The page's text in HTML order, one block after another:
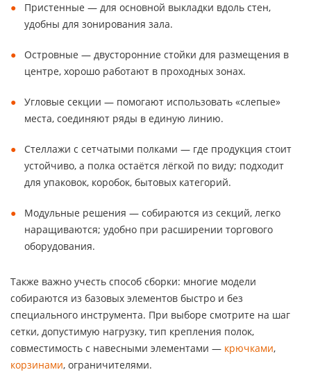
Пристенные — для основной выкладки вдоль стен,
удобны для зонирования зала.
Островные — двусторонние стойки для размещения в
центре, хорошо работают в проходных зонах.
Угловые секции — помогают использовать «слепые»
места, соединяют ряды в единую линию.
Стеллажи с сетчатыми полками — где продукция стоит
устойчиво, а полка остаётся лёгкой по виду; подходит
для упаковок, коробок, бытовых категорий.
Модульные решения — собираются из секций, легко
наращиваются; удобно при расширении торгового
оборудования.
Также важно учесть способ сборки: многие модели
собираются из базовых элементов быстро и без
специального инструмента. При выборе смотрите на шаг
сетки, допустимую нагрузку, тип крепления полок,
совместимость с навесными элементами — крючками,
корзинами, ограничителями.